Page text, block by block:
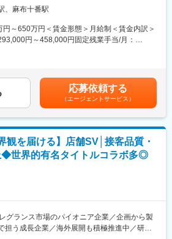
ている方への無料相談＆住宅会社紹介サービ
しており、2024年には静岡を中心に6店舗だ
弱で20店舗を新規出店。現在は関東・東
齢、経歴関係なく、実績次第で早期に大きな
けます。
させ始めたタイミングで、積極的にPDCAを
々な経験を積むことができます。
いう、人生でも大きなイベントに携われま
はないため、お客様のご要望に本当に合った
ことができます。
定める業務
ケモンストアでの店舗管理および企画業務に
す。
等
店長数名の正社員・契約社員、 数十名～数百
ッフにより運営されています。
用・教育・労務管理や商品管理、売上管理
務を中心に取り組みます。
業や自治体とのタイアップ企画など、店舗か
ます。
ップアップしていく道があります。また、プ
管理などの本部業務を手掛けるチャンスも広
/ 静岡県 ／愛知県/ 石川県 / 京都府 大阪府 /
る事業所
、麻布十番駅
円～650万円＜賃金形態＞月給制＜賃金内訳＞
円～458,000円固定残業手当/月：
？経験・能力を考慮の上、決定 賃金はあくま
り、選考を通じて上下する可能性がありま
定手当を含めた表記です。
応募依頼する
（エージェントサービス）
観を届ける】店舗SV│接客品質・
◆世界的有名タイトルコラボ多◎
グランス市場のパイオニア企業／企画から製
担う成長企業／海外展開も積極推進中／研修